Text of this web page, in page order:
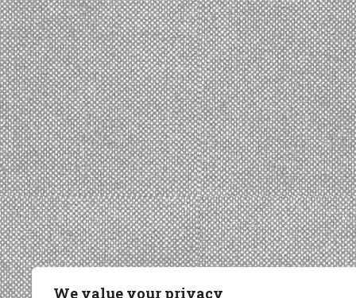
We value your privacy